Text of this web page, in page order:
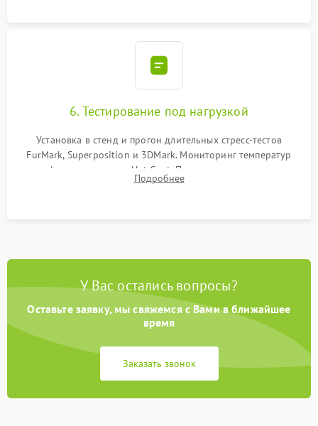
6. Тестирование под нагрузкой
Установка в стенд и прогон длительных стресс-тестов
FurMark, Superposition и 3DMark. Мониторинг температур
графического чипа и Hot Spot. Проверка на отсутствие
артефактов изображения, вылетов драйвера и зависаний.
Подробнее
У Вас остались вопросы?
Оставьте заявку, мы свяжемся с Вами в ближайшее
время
Заказать звонок